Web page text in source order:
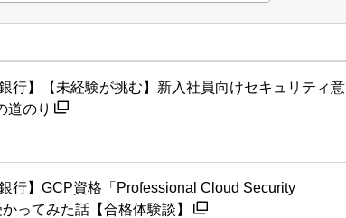
行】【未経験が挑む】新入社員向けセキュリティ意
道のり
行】GCP資格「Professional Cloud Security
ってみた話【合格体験談】